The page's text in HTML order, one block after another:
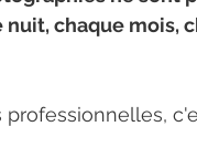
chaque mois,